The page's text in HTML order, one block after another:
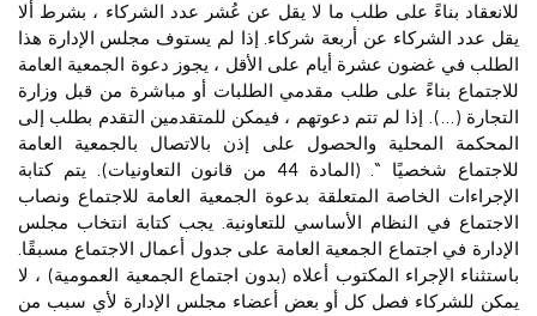
للانعقاد بناءً على طلب ما لا يقل عن عُشر عدد الشركاء ، بشرط ألا
يقل عدد الشركاء عن أربعة شركاء. إذا لم يستوف مجلس الإدارة هذا
الطلب في غضون عشرة أيام على الأقل ، يجوز دعوة الجمعية العامة
للاجتماع بناءً على طلب مقدمي الطلبات أو مباشرة من قبل وزارة
التجارة (…). إذا لم تتم دعوتهم ، فيمكن للمتقدمين التقدم بطلب إلى
المحكمة المحلية والحصول على إذن بالاتصال بالجمعية العامة
للاجتماع شخصيًا “. (المادة 44 من قانون التعاونيات). يتم كتابة
الإجراءات الخاصة المتعلقة بدعوة الجمعية العامة للاجتماع ونصاب
الاجتماع في النظام الأساسي للتعاونية. يجب كتابة انتخاب مجلس
الإدارة في اجتماع الجمعية العامة على جدول أعمال الاجتماع مسبقًا.
باستثناء الإجراء المكتوب أعلاه (بدون اجتماع الجمعية العمومية) ، لا
يمكن للشركاء فصل كل أو بعض أعضاء مجلس الإدارة لأي سبب من